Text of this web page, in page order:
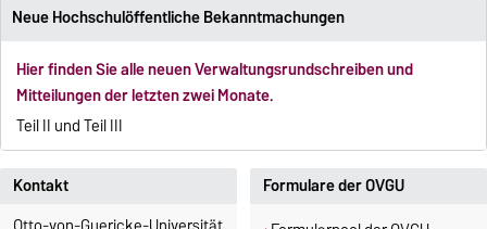
Neue Hochschulöffentliche Bekanntmachungen
Hier finden Sie alle neuen Verwaltungsrundschreiben und
Mitteilungen der letzten zwei Monate.
Teil II und Teil III
Kontakt
Formulare der OVGU